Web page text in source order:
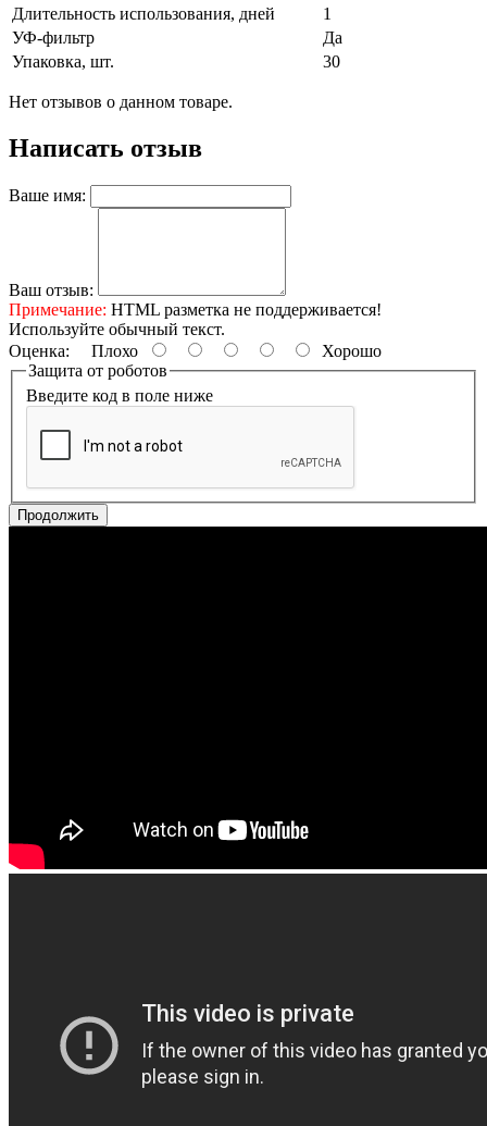
Длительность использования, дней
1
УФ-фильтр
Да
Упаковка, шт.
30
Нет отзывов о данном товаре.
Написать отзыв
Ваше имя:
Ваш отзыв:
Примечание: HTML разметка не поддерживается!
Используйте обычный текст.
Оценка: Плохо
Хорошо
Защита от роботов
Введите код в поле ниже
Продолжить